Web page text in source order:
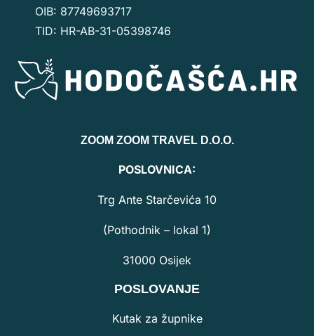
OIB: 87749693717
TID: HR-AB-31-05398746
ZOOM ZOOM TRAVEL D.O.O.
POSLOVNICA:
Trg Ante Starčevića 10
(Pothodnik – lokal 1)
31000 Osijek
POSLOVANJE
Kutak za župnike